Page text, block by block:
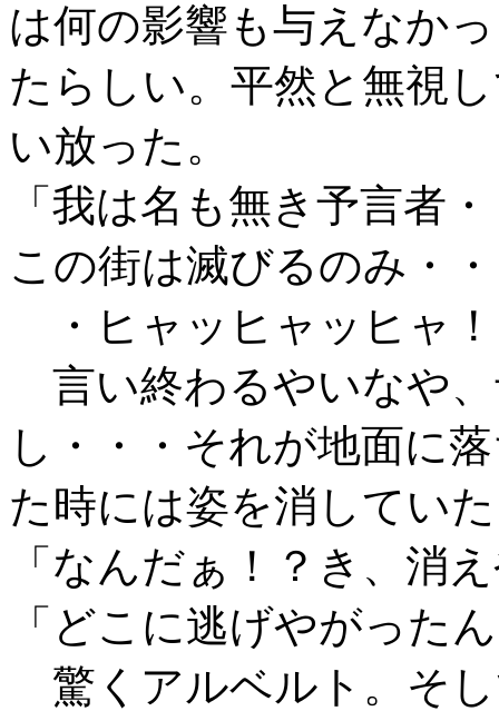
は何の影響も与えなかっ
たらしい。平然と無視
い放った。
「我は名も無き予言者
この街は滅びるのみ・・
・ヒャッヒャッヒャ
言い終わるやいなや
し・・・それが地面に
た時には姿を消してい
「なんだぁ！？き、消
「どこに逃げやがった
驚くアルベルト。そ